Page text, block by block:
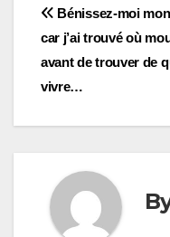
de
l’article
Bénissez-moi
car j’ai trouvé où
avant de trouver de
vivre…